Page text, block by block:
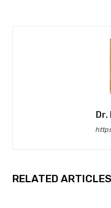
Dr.
RELATED ARTICLES